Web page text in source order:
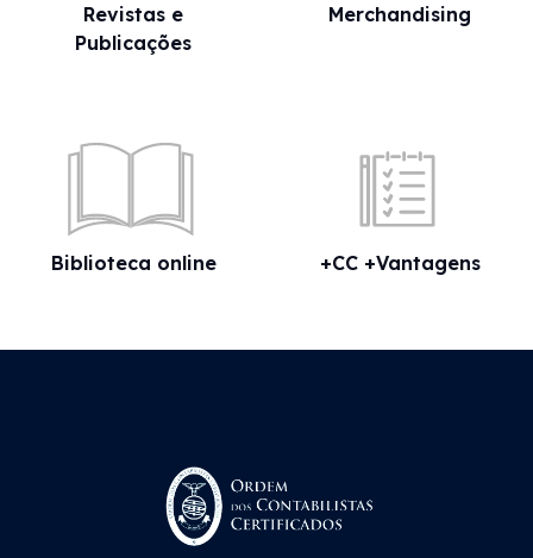
Revistas e
Publicações
Merchandising
Biblioteca online +CC +Vantagens